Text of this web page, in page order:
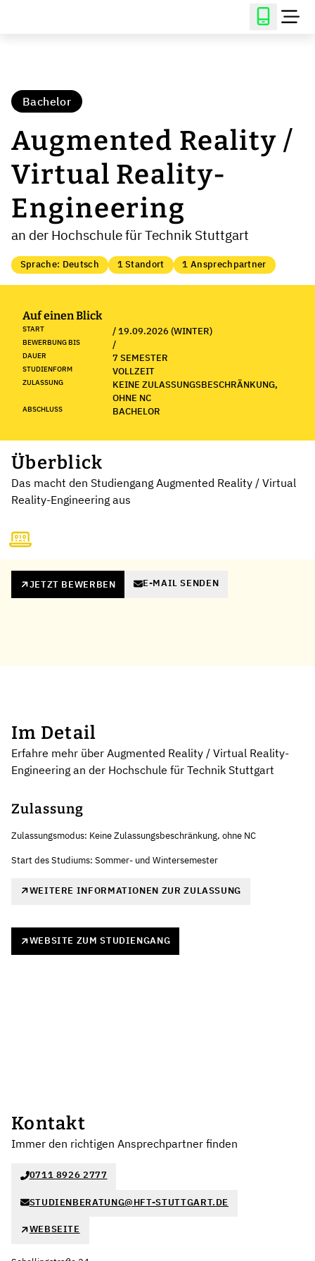
Bachelor
Augmented Reality /
Virtual Reality-
Engineering
an der Hochschule für Technik Stuttgart
Sprache: Deutsch 1 Standort 1 Ansprechpartner
Auf einen Blick
START / 19.09.2026 (WINTER)
BEWERBUNG BIS /
DAUER 7 SEMESTER
STUDIENFORM VOLLZEIT
ZULASSUNG
KEINE ZULASSUNGSBESCHRÄNKUNG,
OHNE NC
ABSCHLUSS BACHELOR
Überblick
Das macht den Studiengang Augmented Reality / Virtual
Reality-Engineering aus
JETZT BEWERBEN E-MAIL SENDEN
Im Detail
Erfahre mehr über Augmented Reality / Virtual Reality-
Engineering an der Hochschule für Technik Stuttgart
Zulassung
Zulassungsmodus: Keine Zulassungsbeschränkung, ohne NC
Start des Studiums: Sommer- und Wintersemester
WEITERE INFORMATIONEN ZUR ZULASSUNG
WEBSITE ZUM STUDIENGANG
Kontakt
Immer den richtigen Ansprechpartner finden
0711 8926 2777
STUDIENBERATUNG@HFT-STUTTGART.DE
WEBSEITE